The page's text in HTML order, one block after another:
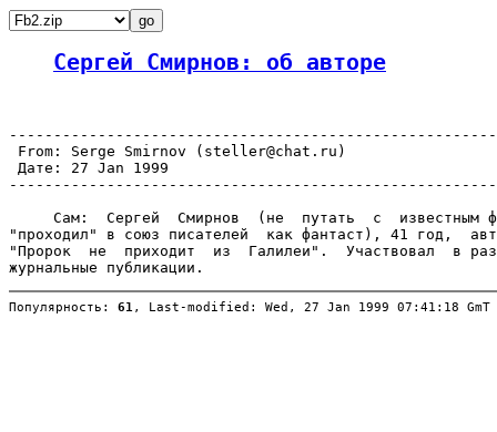
Сергей Смирнов: об авторе
From: Serge Smirnov (steller@chat.ru)
Дате: 27 Jan 1999
Сам:  Сергей  Смирнов  (не  путать  с  известным
"проходил" в союз писателей  как фантаст), 41 год,
"Пророк  не  приходит  из  Галилеи".  Участвовал  в
Популярность: 61